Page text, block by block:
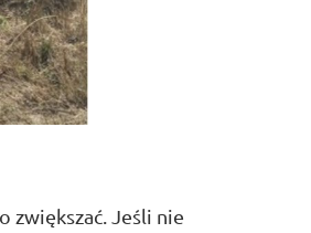
zwiększać. Jeśli nie